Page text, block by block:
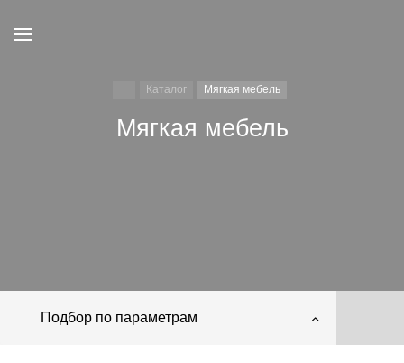
Каталог Мягкая мебель
Мягкая мебель
Подбор по параметрам